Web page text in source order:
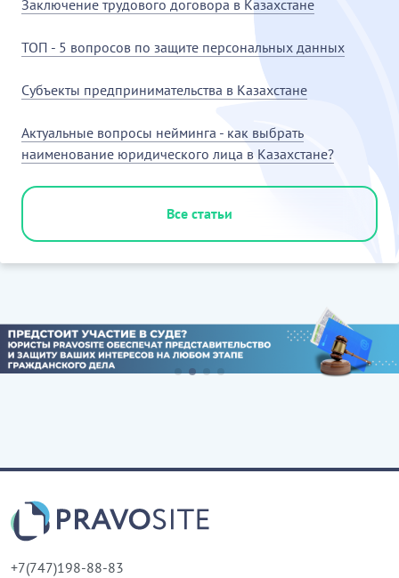
Заключение трудового договора в Казахстане
ТОП - 5 вопросов по защите персональных данных
Субъекты предпринимательства в Казахстане
Актуальные вопросы нейминга - как выбрать
наименование юридического лица в Казахстане?
Все статьи
+7(747)198-88-83